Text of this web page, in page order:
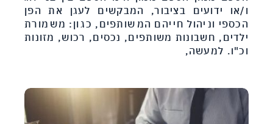
ו/או ידועים בציבור, המבקשים לעגן את הפן
הכספי וניהול חייהם המשותפים, כגון: משמורת
ילדים, חשבונות משותפים, נכסים, רכוש, מזונות
וכ"ו. למעשה,